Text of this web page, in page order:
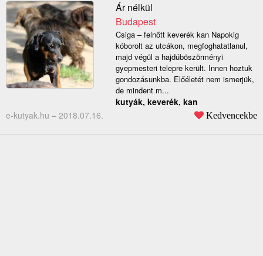
Ár nélkül
Budapest
Csiga – felnőtt keverék kan Napokig
kóborolt az utcákon, megfoghatatlanul,
majd végül a hajdúböszörményi
gyepmesteri telepre került. Innen hoztuk
gondozásunkba. Előéletét nem ismerjük,
de mindent m...
kutyák, keverék, kan
e-kutyak.hu – 2018.07.16. Kedvencekbe